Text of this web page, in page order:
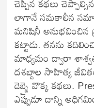
లాగానే సమకాలీన
మనిషినీ అనుభవించిన
కట్టాడు. తనను
మాధ్యమం ద్వారా
దశబ్దాల సాహిత్య
డెబ్బై వొక్క కథలు.
ఎప్పుడూ దాన్ని